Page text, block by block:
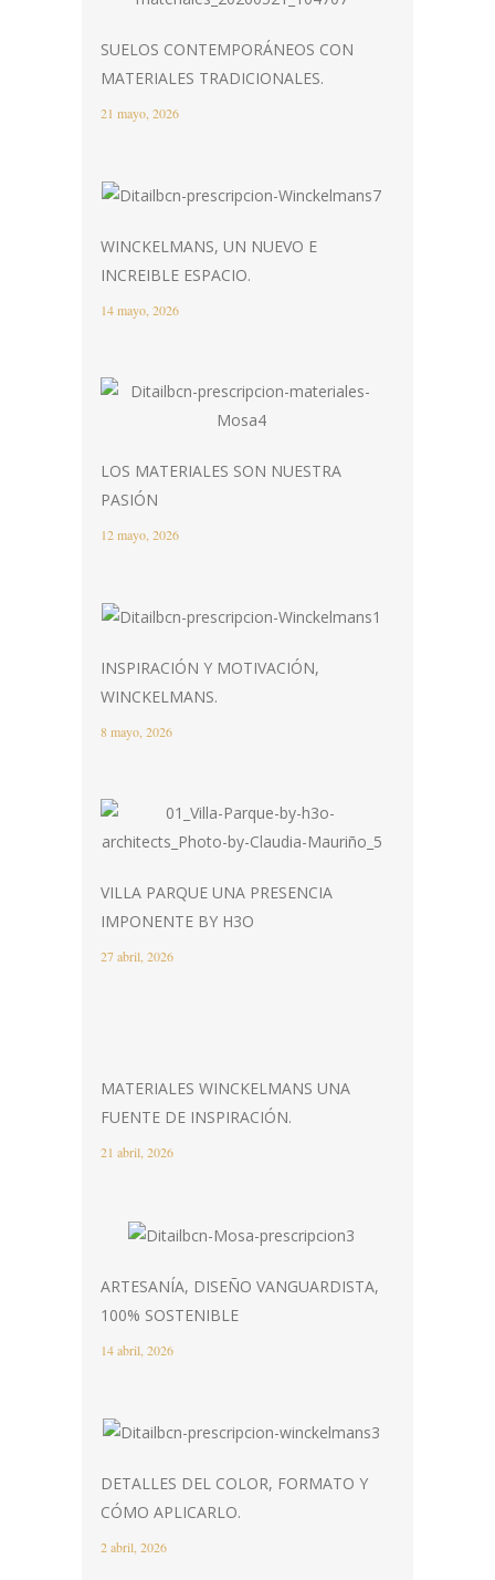
SUELOS CONTEMPORÁNEOS CON
MATERIALES TRADICIONALES.
21 mayo, 2026
WINCKELMANS, UN NUEVO E
INCREIBLE ESPACIO.
14 mayo, 2026
LOS MATERIALES SON NUESTRA
PASIÓN
12 mayo, 2026
INSPIRACIÓN Y MOTIVACIÓN,
WINCKELMANS.
8 mayo, 2026
VILLA PARQUE UNA PRESENCIA
IMPONENTE BY H3O
27 abril, 2026
MATERIALES WINCKELMANS UNA
FUENTE DE INSPIRACIÓN.
21 abril, 2026
ARTESANÍA, DISEÑO VANGUARDISTA,
100% SOSTENIBLE
14 abril, 2026
DETALLES DEL COLOR, FORMATO Y
CÓMO APLICARLO.
2 abril, 2026